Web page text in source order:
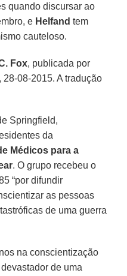
quando discursar ao
e Helfand tem
cauteloso.
Fox, publicada por
, 28-08-2015. A tradução
Springfield,
da
Médicos para a
. O grupo recebeu o
“por difundir
as pessoas
de uma guerra
na conscientização
de uma